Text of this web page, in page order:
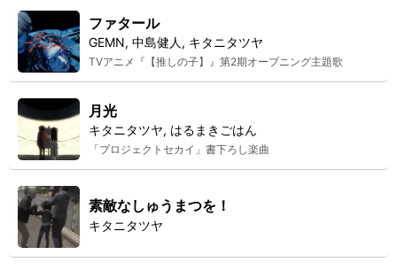
ファタール
GEMN, 中島健人, キタニタツヤ
TVアニメ『【推しの子】』第2期オープニング主題歌
月光
キタニタツヤ, はるまきごはん
「プロジェクトセカイ」書下ろし楽曲
素敵なしゅうまつを！
キタニタツヤ